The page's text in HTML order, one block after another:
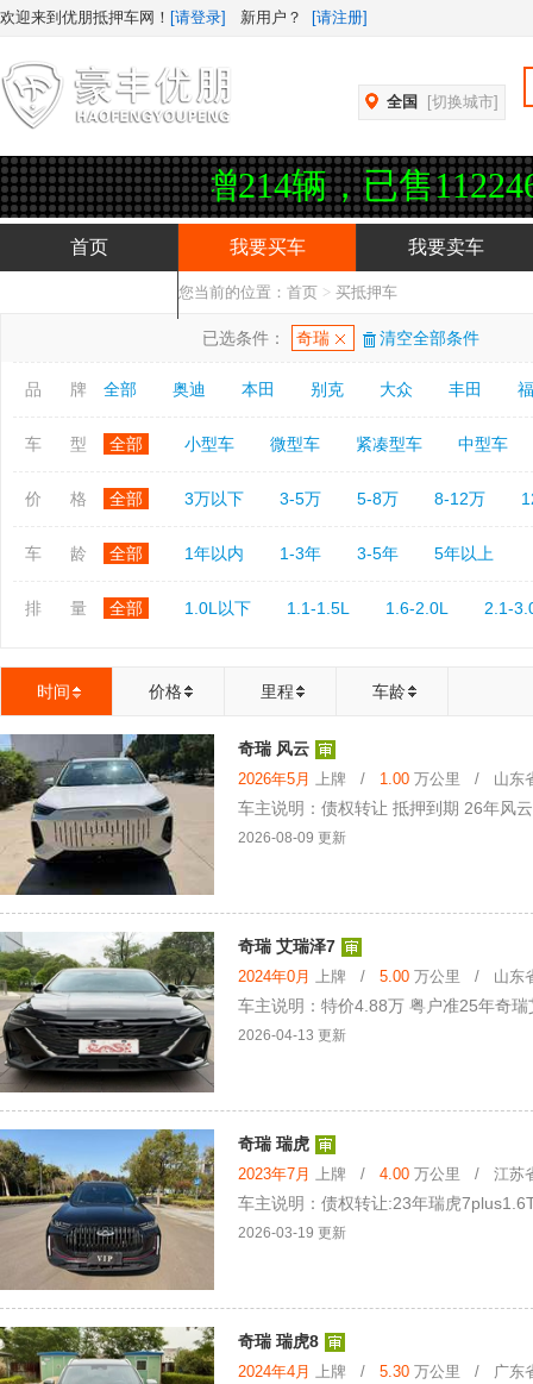
欢迎来到优朋抵押车网！ [请登录] 新用户？ [请注册]
全国 [切换城市]
新增214辆，已售112246辆
首页 我要买车 我要卖车
您当前的位置： 首页 > 买抵押车
已选条件： 奇瑞 清空全部条件
品 牌 全部 奥迪 本田 别克 大众 丰田
车 型 全部 小型车 微型车 紧凑型车 中型车
价 格 全部 3万以下 3-5万 5-8万 8-12万
车 龄 全部 1年以内 1-3年 3-5年 5年以上
排 量 全部 1.0L以下 1.1-1.5L 1.6-2.0L 2.1-
时间 价格 里程 车龄
奇瑞 风云
2026年5月 上牌 / 1.00 万公里 / 山东省
车主说明：债权转让 抵押到期 26年风
2026-08-09 更新
奇瑞 艾瑞泽7
2024年0月 上牌 / 5.00 万公里 / 山东省
车主说明：特价4.88万 粤户准25年奇
2026-04-13 更新
奇瑞 瑞虎
2023年7月 上牌 / 4.00 万公里 / 江苏省
车主说明：债权转让:23年瑞虎
2026-03-19 更新
奇瑞 瑞虎8
2024年4月 上牌 / 5.30 万公里 / 广东省